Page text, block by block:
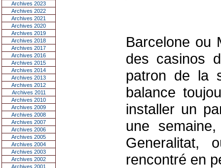
Archives 2023
Archives 2022
Archives 2021
Archives 2020
Archives 2019
Archives 2018
Archives 2017
Archives 2016
Archives 2015
Archives 2014
Archives 2013
Archives 2012
Archives 2011
Archives 2010
Archives 2009
Archives 2008
Archives 2007
Archives 2006
Archives 2005
Archives 2004
Archives 2003
Archives 2002
Archives 2001
Barcelone ou
des casinos
patron de la
balance
installer un
une
Generalitat,
rencontré en